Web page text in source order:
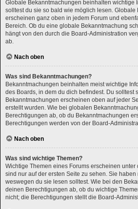
Globale Bekanntmachungen beinhalten wichtige
solltest du sie so bald wie möglich lesen. Globale
erscheinen ganz oben in jedem Forum und
Bereich. Ob du eine globale Bekanntmachung
hängt von den durch die Board-Administration
ab.
Nach oben
Was sind Bekanntmachungen?
Bekanntmachungen beinhalten meist wichtige
des Boards, in dem du dich befindest. Du solltest
Bekanntmachungen erscheinen oben auf jeder
erstellt wurden. Wie bei globalen
Berechtigungen ab, ob du Bekanntmachungen
Berechtigungen werden von der Board-
Nach oben
Was sind wichtige Themen?
Wichtige Themen eines Forums erscheinen unter
sind nur auf der ersten Seite zu sehen. Sie
weswegen du sie lesen solltest. Wie bei den
deinen Berechtigungen ab, ob du wichtige
nicht; die Berechtigungen stellt die Board-